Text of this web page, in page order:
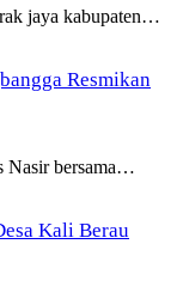
jaya kabupaten…
Resmikan
Nasir bersama…
Kali Berau